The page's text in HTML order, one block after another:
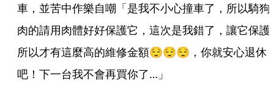
車，並苦中作樂自嘲「是我不小心撞車了，所以騎狗
肉的請用肉體好好保護它，這次是我錯了，讓它保護
所以才有這麼高的維修金額😌😌😌，你就安心退休
吧！下一台我不會再買你了…」